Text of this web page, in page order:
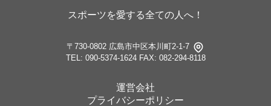
スポーツを愛する全ての人へ！
〒730-0802 広島市中区本川町2-1-7
TEL: 090-5374-1624 FAX: 082-294-8118
運営会社
プライバシーポリシー